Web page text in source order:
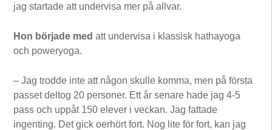
jag startade att undervisa mer på allvar.
Hon började med att undervisa i klassisk hathayoga
och poweryoga.
– Jag trodde inte att någon skulle komma, men på första
passet deltog 20 personer. Ett år senare hade jag 4-5
pass och uppåt 150 elever i veckan. Jag fattade
ingenting. Det gick oerhört fort. Nog lite för fort, kan jag